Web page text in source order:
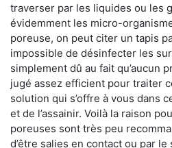
traverser par les liquides ou les
évidemment les micro-
poreuse, on peut citer un tapis
impossible de désinfecter les
simplement dû au fait qu’aucun
jugé assez efficient pour traiter
solution qui s’offre à vous dans
et de l’assainir. Voilà la raison
poreuses sont très peu
d’être salies en contact ou par le